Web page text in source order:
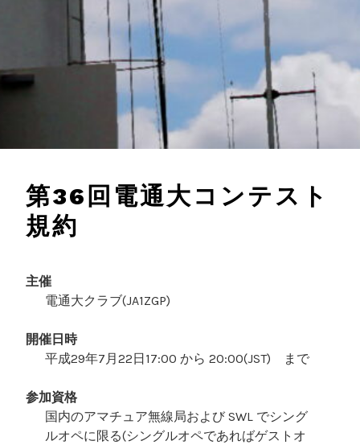
第36回電通大コンテスト
規約
主催
電通大クラブ(JA1ZGP)
開催日時
平成29年7月22日17:00 から 20:00(JST) まで
参加資格
国内のアマチュア無線局および SWL でシング
ルオペに限る(シングルオペであればゲストオ